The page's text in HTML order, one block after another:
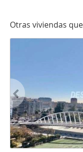
Otras viviendas